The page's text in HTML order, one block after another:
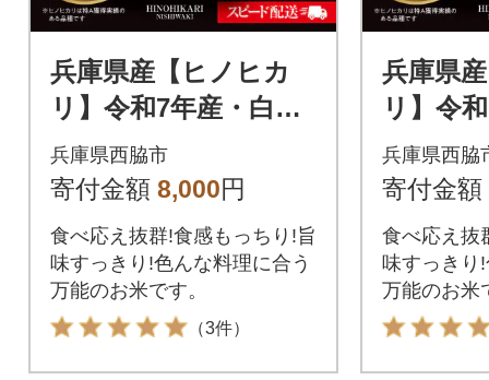
兵庫県産【ヒノヒカ
リ】令和7年産・白米
5kg (5kg×1袋)
兵庫県西脇市
寄付金額 8,000円
食べ応え抜群!食感もっちり!旨
味すっきり!色んな料理に合う
万能のお米です。
（3件）
兵庫県
リ】令
10kg
兵庫県西脇
寄付金額
食べ応え抜
味すっきり
万能のお米